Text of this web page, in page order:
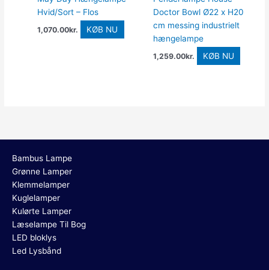
Hvid/Sort – Flos
1,070.00kr. KØB NU
Doctor Bowl Ø22 x H20
cm messing industrielt
hængelampe
1,259.00kr. KØB NU
Bambus Lampe
Grønne Lamper
Klemmelamper
Kuglelamper
Kulørte Lamper
Læselampe Til Bog
LED bloklys
Led Lysbånd